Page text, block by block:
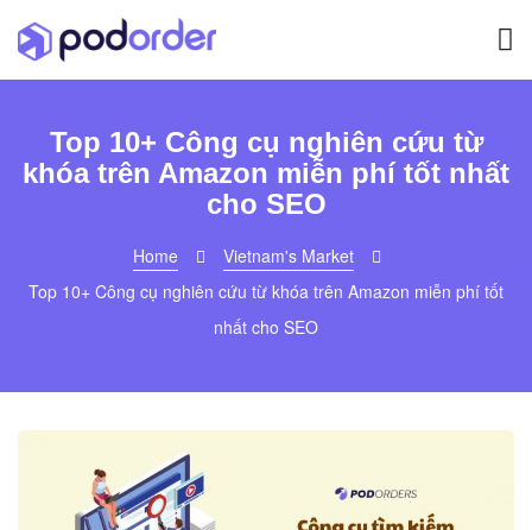
Top 10+ Công cụ nghiên cứu từ
khóa trên Amazon miễn phí tốt nhất
cho SEO
Home
Vietnam's Market
Top 10+ Công cụ nghiên cứu từ khóa trên Amazon miễn phí tốt
nhất cho SEO